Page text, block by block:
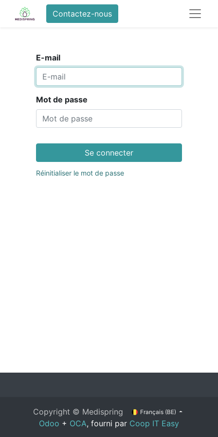
Contactez-nous
E-mail
Mot de passe
Se connecter
Réinitialiser le mot de passe
Copyright © Medispring Français (BE)
Odoo + OCA, fourni par Coop IT Easy